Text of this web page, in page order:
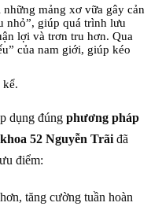
mảng xơ vữa gây cản
nhỏ”, giúp quá trình lưu
lợi và trơn tru hơn. Qua
của nam giới, giúp kéo
kể.
dụng đúng phương pháp
52 Nguyễn Trãi đã
điểm:
tăng cường tuần hoàn